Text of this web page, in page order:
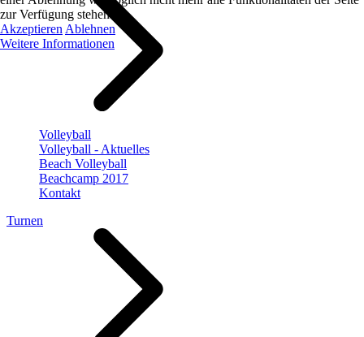
Volleyball
Volleyball - Aktuelles
Beach Volleyball
Beachcamp 2017
Kontakt
Turnen
zur Verfügung stehen.
Akzeptieren Ablehnen
Weitere Informationen